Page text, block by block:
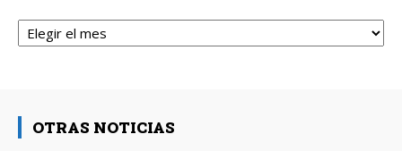
Archivos
OTRAS NOTICIAS